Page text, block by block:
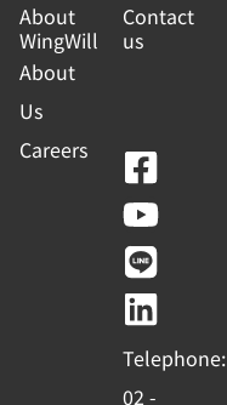
About
WingWill
About
Us
Careers
Contact
us
F
a
c
e
b
o
o
Y
o
u
t
u
b
e
L
i
n
e
L
i
n
k
e
d
i
Telephone:
02 -